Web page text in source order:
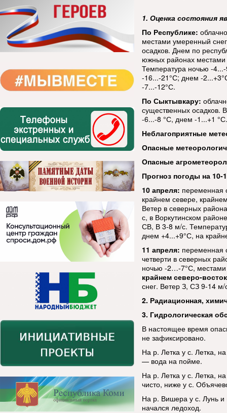
1. Оценка состояния
По Республике:
местами умеренный
осадков. Днем по
южных районах
Температура ночью -
-16...-21°С; днем -
-7...-12°С.
По Сыктывкару:
существенных осадков.
-6...-8 °С, днем -1...+1 °С.
Неблагоприятные
Опасные
Опасные
Прогноз погоды на 10-
10 апреля: переменная
крайнем севере,
Ветер в северных
с, в Воркутинском
СВ, В 3-8 м/с.
днем +4...+9°С, на
11 апреля: переменная
четверти в северных
ночью -2…-7°С, местами
крайнем северо-
снег. Ветер З, СЗ 9-14
2. Радиационная,
3. Гидрологическая
В настоящее время
не зафиксировано.
На р. Летка у с. Летка,
— вода на пойме.
На р. Летка у с. Летка,
чисто, ниже у с.
На р. Вишера у с. Лунь и
начался ледоход.